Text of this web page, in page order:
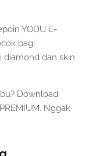
YODU E-
bagi
dan skin
Download
Nggak